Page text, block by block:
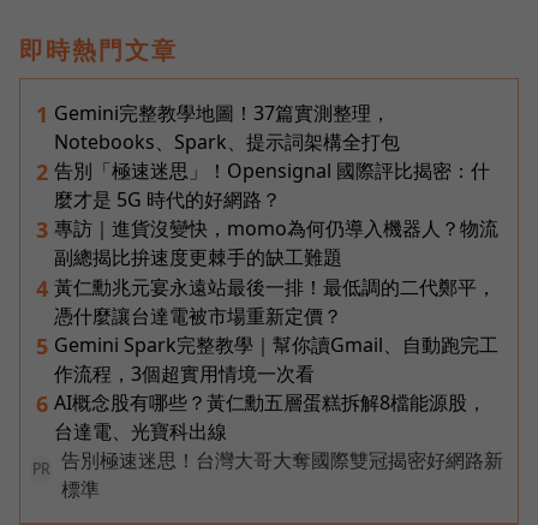
即時熱門文章
1 Gemini完整教學地圖！37篇實測整理，
Notebooks、Spark、提示詞架構全打包
2 告別「極速迷思」！Opensignal 國際評比揭密：什
麼才是 5G 時代的好網路？
3 專訪｜進貨沒變快，momo為何仍導入機器人？物流
副總揭比拚速度更棘手的缺工難題
4 黃仁勳兆元宴永遠站最後一排！最低調的二代鄭平，
憑什麼讓台達電被市場重新定價？
5 Gemini Spark完整教學｜幫你讀Gmail、自動跑完工
作流程，3個超實用情境一次看
6 AI概念股有哪些？黃仁勳五層蛋糕拆解8檔能源股，
台達電、光寶科出線
PR
告別極速迷思！台灣大哥大奪國際雙冠揭密好網路新
標準